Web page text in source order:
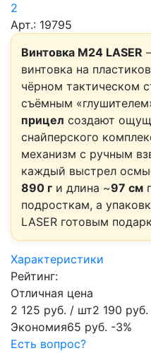
2
Арт.: 19795
Винтовка M24 LASER
винтовка на
чёрном тактическом
съёмным
прицел создают
снайперского
механизм с ручным
каждый выстрел
890 г и длина ~97 см
подросткам, а
LASER готовым
Характеристики
Рейтинг:
Отличная цена
2 125 руб. / шт2 190 руб.
Экономия65 руб. -3%
Есть вопрос?